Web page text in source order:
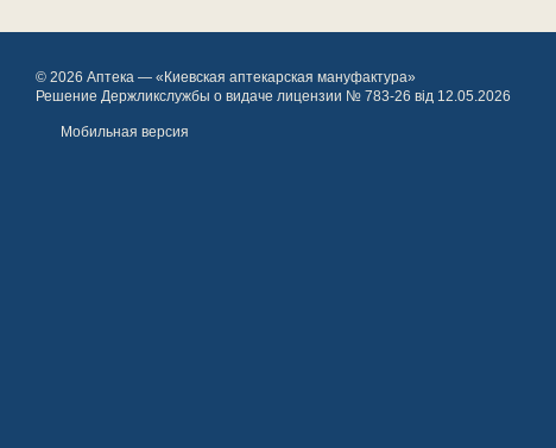
© 2026 Аптека — «Киевская аптекарская мануфактура»
Решение Держликслужбы о видаче лицензии № 783-26 від 12.05.2026
Мобильная версия